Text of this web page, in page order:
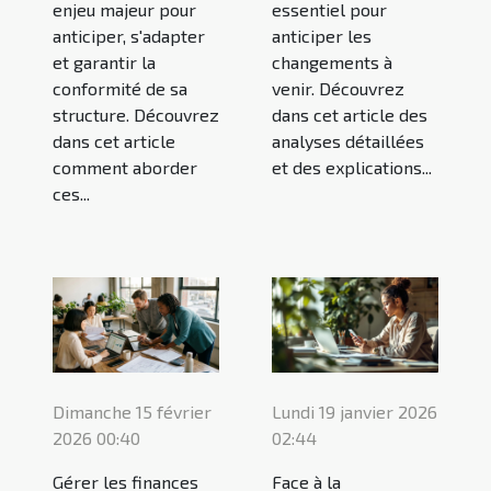
enjeu majeur pour
anticiper, s'adapter
et garantir la
conformité de sa
structure. Découvrez
dans cet article
comment aborder
ces...
essentiel pour
anticiper les
changements à
venir. Découvrez
dans cet article des
analyses détaillées
et des explications...
Dimanche 15 février
2026 00:40
Gérer les finances
Lundi 19 janvier 2026
02:44
Face à la